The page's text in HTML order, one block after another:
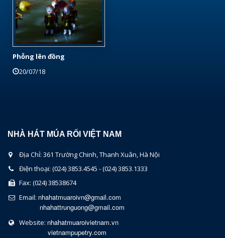
Phỗng lên đồng
20/07/18
NHÀ HÁT MÚA RỐI VIỆT NAM
Địa Chỉ: 361 Trường Chinh, Thanh Xuân, Hà Nội
Điện thoại: (024) 3853.4545 - (024) 3853.1333
Fax: (024) 38538674
Email: nhahatmuaroivn@gmail.com
nhahattrunguong@gmail.com
Website: nhahatmuaroivietnam.vn
vietnampupetry.com